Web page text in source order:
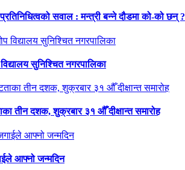
सवाल : मन्त्री बन्ने दौडमा को‐को छन् ?
सुनिश्चित नगरपालिका
तीन दशक, शुक्रबार ३१ औँ दीक्षान्त समारोह
आफ्नो जन्मदिन